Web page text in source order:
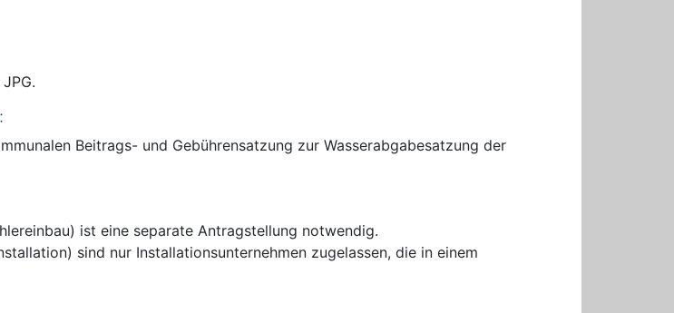
Beitrags- und Gebührensatzung zur Wasserabgabesatzung der
ist eine separate Antragstellung notwendig.
sind nur Installationsunternehmen zugelassen, die in einem